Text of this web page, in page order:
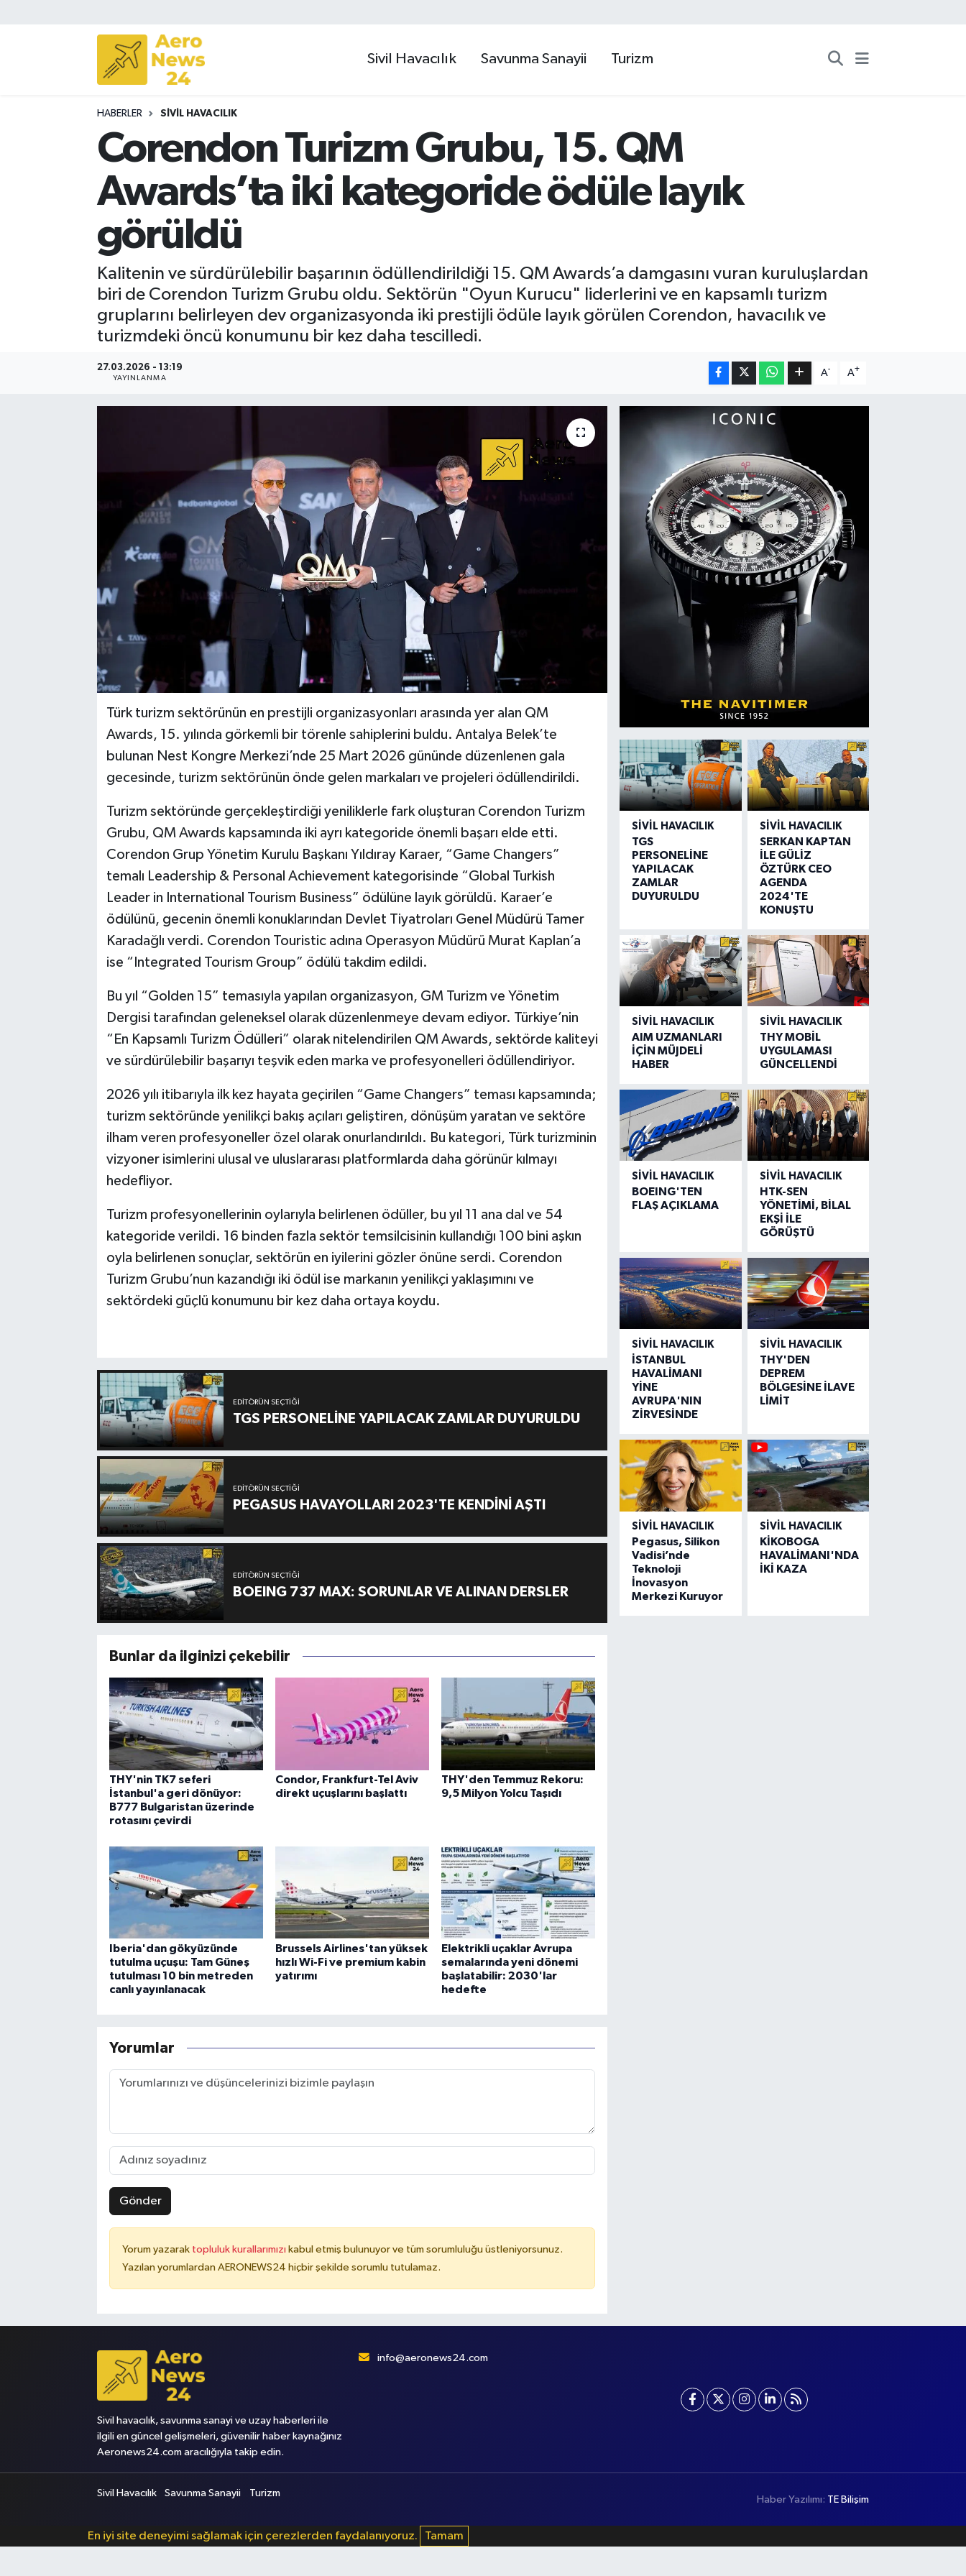
Sivil Havacılık Savunma Sanayii Turizm
HABERLER SIVIL HAVACILIK
Corendon Turizm Grubu, 15. QM
Awards’ta iki kategoride ödüle layık
görüldü
Kalitenin ve sürdürülebilir başarının ödüllendirildiği 15. QM Awards’a damgasını vuran kuruluşlardan
biri de Corendon Turizm Grubu oldu. Sektörün "Oyun Kurucu" liderlerini ve en kapsamlı turizm
gruplarını belirleyen dev organizasyonda iki prestijli ödüle layık görülen Corendon, havacılık ve
turizmdeki öncü konumunu bir kez daha tescilledi.
27.03.2026 - 13:19
YAYINLANMA
A- A+
Türk turizm sektörünün en prestijli organizasyonları arasında yer alan QM
Awards, 15. yılında görkemli bir törenle sahiplerini buldu. Antalya Belek’te
bulunan Nest Kongre Merkezi’nde 25 Mart 2026 gününde düzenlenen gala
gecesinde, turizm sektörünün önde gelen markaları ve projeleri ödüllendirildi.
Turizm sektöründe gerçekleştirdiği yeniliklerle fark oluşturan Corendon Turizm
Grubu, QM Awards kapsamında iki ayrı kategoride önemli başarı elde etti.
Corendon Grup Yönetim Kurulu Başkanı Yıldıray Karaer, “Game Changers”
temalı Leadership & Personal Achievement kategorisinde “Global Turkish
Leader in International Tourism Business” ödülüne layık görüldü. Karaer’e
ödülünü, gecenin önemli konuklarından Devlet Tiyatroları Genel Müdürü Tamer
Karadağlı verdi. Corendon Touristic adına Operasyon Müdürü Murat Kaplan’a
ise “Integrated Tourism Group” ödülü takdim edildi.
Bu yıl “Golden 15” temasıyla yapılan organizasyon, GM Turizm ve Yönetim
Dergisi tarafından geleneksel olarak düzenlenmeye devam ediyor. Türkiye’nin
“En Kapsamlı Turizm Ödülleri” olarak nitelendirilen QM Awards, sektörde kaliteyi
ve sürdürülebilir başarıyı teşvik eden marka ve profesyonelleri ödüllendiriyor.
2026 yılı itibarıyla ilk kez hayata geçirilen “Game Changers” teması kapsamında;
turizm sektöründe yenilikçi bakış açıları geliştiren, dönüşüm yaratan ve sektöre
ilham veren profesyoneller özel olarak onurlandırıldı. Bu kategori, Türk turizminin
vizyoner isimlerini ulusal ve uluslararası platformlarda daha görünür kılmayı
hedefliyor.
Turizm profesyonellerinin oylarıyla belirlenen ödüller, bu yıl 11 ana dal ve 54
kategoride verildi. 16 binden fazla sektör temsilcisinin kullandığı 100 bini aşkın
oyla belirlenen sonuçlar, sektörün en iyilerini gözler önüne serdi. Corendon
Turizm Grubu’nun kazandığı iki ödül ise markanın yenilikçi yaklaşımını ve
sektördeki güçlü konumunu bir kez daha ortaya koydu.
EDITÖRÜN SEÇTIĞI
TGS PERSONELİNE YAPILACAK ZAMLAR DUYURULDU
EDITÖRÜN SEÇTIĞI
PEGASUS HAVAYOLLARI 2023'TE KENDİNİ AŞTI
EDITÖRÜN SEÇTIĞI
BOEING 737 MAX: SORUNLAR VE ALINAN DERSLER
Bunlar da ilginizi çekebilir
THY'nin TK7 seferi
İstanbul'a geri dönüyor:
B777 Bulgaristan üzerinde
rotasını çevirdi
Condor, Frankfurt-Tel Aviv
direkt uçuşlarını başlattı
THY'den Temmuz Rekoru:
9,5 Milyon Yolcu Taşıdı
Iberia'dan gökyüzünde
tutulma uçuşu: Tam Güneş
tutulması 10 bin metreden
canlı yayınlanacak
Brussels Airlines'tan yüksek
hızlı Wi-Fi ve premium kabin
yatırımı
Elektrikli uçaklar Avrupa
semalarında yeni dönemi
başlatabilir: 2030'lar
hedefte
Yorumlar
Gönder
Yorum yazarak topluluk kurallarımızı kabul etmiş bulunuyor ve tüm sorumluluğu üstleniyorsunuz.
Yazılan yorumlardan AERONEWS24 hiçbir şekilde sorumlu tutulamaz.
SIVIL HAVACILIK
TGS
PERSONELİNE
YAPILACAK
ZAMLAR
DUYURULDU
SIVIL HAVACILIK
SERKAN KAPTAN
İLE GÜLİZ
ÖZTÜRK CEO
AGENDA
2024'TE
KONUŞTU
SIVIL HAVACILIK
AIM UZMANLARI
İÇİN MÜJDELİ
HABER
SIVIL HAVACILIK
THY MOBİL
UYGULAMASI
GÜNCELLENDİ
SIVIL HAVACILIK
BOEING'TEN
FLAŞ AÇIKLAMA
SIVIL HAVACILIK
HTK-SEN
YÖNETİMİ, BİLAL
EKŞİ İLE
GÖRÜŞTÜ
SIVIL HAVACILIK
İSTANBUL
HAVALİMANI
YİNE
AVRUPA'NIN
ZİRVESİNDE
SIVIL HAVACILIK
THY'DEN
DEPREM
BÖLGESİNE İLAVE
LİMİT
SIVIL HAVACILIK
Pegasus, Silikon
Vadisi’nde
Teknoloji
İnovasyon
Merkezi Kuruyor
SIVIL HAVACILIK
KİKOBOGA
HAVALİMANI'NDA
İKİ KAZA
Sivil havacılık, savunma sanayi ve uzay haberleri ile
ilgili en güncel gelişmeleri, güvenilir haber kaynağınız
Aeronews24.com aracılığıyla takip edin.
info@aeronews24.com
Sivil Havacılık Savunma Sanayii Turizm
Haber Yazılımı: TE Bilişim
En iyi site deneyimi sağlamak için çerezlerden faydalanıyoruz. Tamam
Sivil Havacılık